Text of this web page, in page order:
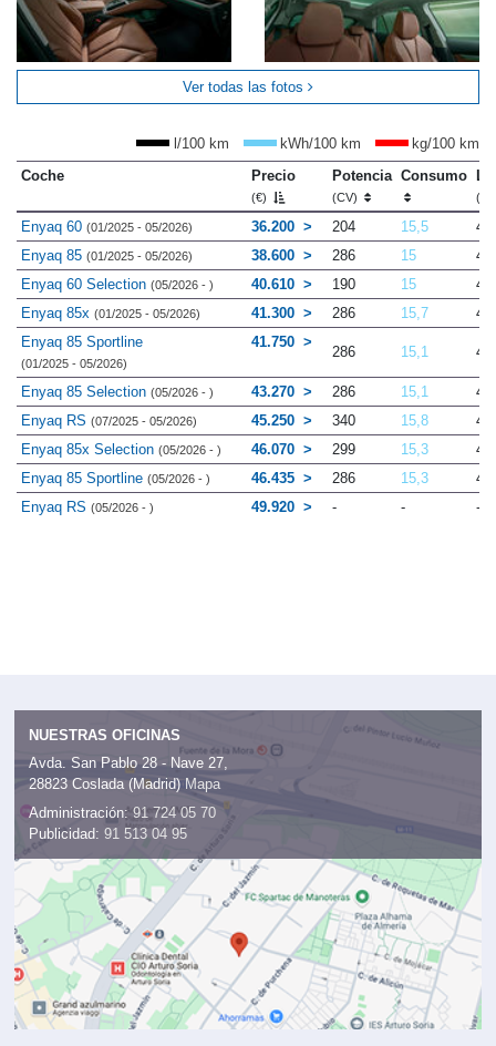
Ver todas las fotos
l/100 km kWh/100 km
kg/100 km
Coche
Precio
(€)
Potencia
(CV)
Consumo
Enyaq 60 (01/2025 - 05/2026) 36.200 204 15,5
Enyaq 85 (01/2025 - 05/2026) 38.600 286 15
Enyaq 60 Selection (05/2026 - ) 40.610 190 15
Enyaq 85x (01/2025 - 05/2026) 41.300 286 15,7
Enyaq 85 Sportline
(01/2025 - 05/2026)
41.750
286 15,1
Enyaq 85 Selection (05/2026 - ) 43.270 286 15,1
Enyaq RS (07/2025 - 05/2026) 45.250 340 15,8
Enyaq 85x Selection (05/2026 - ) 46.070 299 15,3
Enyaq 85 Sportline (05/2026 - ) 46.435 286 15,3
Enyaq RS (05/2026 - ) 49.920 - - -
NUESTRAS OFICINAS
Avda. San Pablo 28 - Nave 27,
28823 Coslada (Madrid) Mapa
Administración: 91 724 05 70
Publicidad: 91 513 04 95